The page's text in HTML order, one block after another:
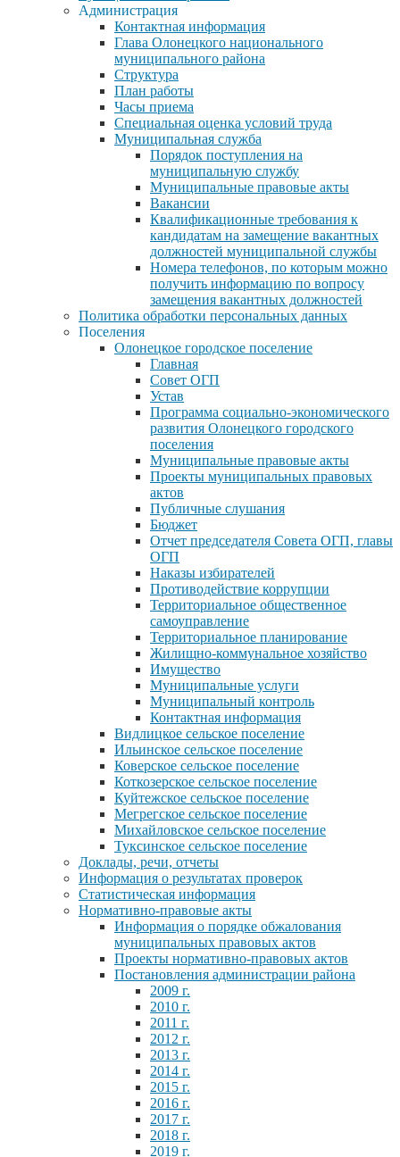
Администрация
Контактная информация
Глава Олонецкого национального
муниципального района
Структура
План работы
Часы приема
Специальная оценка условий труда
Муниципальная служба
Порядок поступления на
муниципальную службу
Муниципальные правовые акты
Вакансии
Квалификационные требования к
кандидатам на замещение вакантных
должностей муниципальной службы
Номера телефонов, по которым можно
получить информацию по вопросу
замещения вакантных должностей
Политика обработки персональных данных
Поселения
Олонецкое городское поселение
Главная
Совет ОГП
Устав
Программа социально-экономического
развития Олонецкого городского
поселения
Муниципальные правовые акты
Проекты муниципальных правовых
актов
Публичные слушания
Бюджет
Отчет председателя Совета ОГП, главы
ОГП
Наказы избирателей
Противодействие коррупции
Территориальное общественное
самоуправление
Территориальное планирование
Жилищно-коммунальное хозяйство
Имущество
Муниципальные услуги
Муниципальный контроль
Контактная информация
Видлицкое сельское поселение
Ильинское сельское поселение
Коверское сельское поселение
Коткозерское сельское поселение
Куйтежское сельское поселение
Мегрегское сельское поселение
Михайловское сельское поселение
Туксинское сельское поселение
Доклады, речи, отчеты
Информация о результатах проверок
Статистическая информация
Нормативно-правовые акты
Информация о порядке обжалования
муниципальных правовых актов
Проекты нормативно-правовых актов
Постановления администрации района
2009 г.
2010 г.
2011 г.
2012 г.
2013 г.
2014 г.
2015 г.
2016 г.
2017 г.
2018 г.
2019 г.